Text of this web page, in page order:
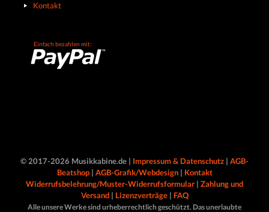
Kontakt
Einfach bezahlen mit:
© 2017-2026 Musikkabine.de | Impressum & Datenschutz | AGB-
Beatshop| AGB-Grafik/Webdesign| Kontakt
Widerrufsbelehrung/Muster-Widerrufsformular | Zahlung und
Versand| Lizenzverträge| FAQ
Alle unsere Werke sind urheberrechtlich geschützt. Das unerlaubte